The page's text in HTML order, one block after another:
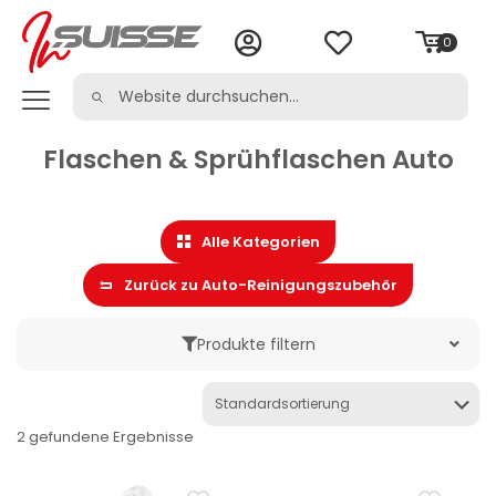
0
Flaschen & Sprühflaschen Auto
Alle Kategorien
Zurück zu Auto-Reinigungszubehör
Produkte filtern
2 gefundene Ergebnisse